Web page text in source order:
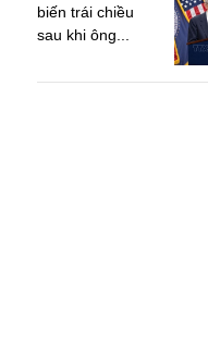
biến trái chiều
sau khi ông...